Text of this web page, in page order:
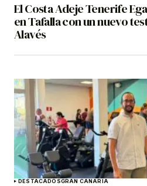
El Costa Adeje Tenerife
en Tafalla con un nuevo
Alavés
DESTACADOSGRAN CANARIA